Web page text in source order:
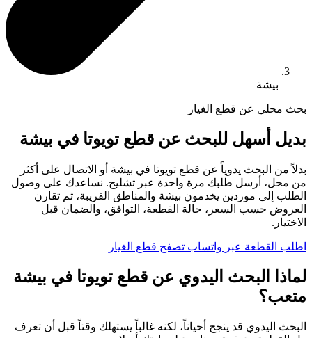
بيشة
بحث محلي عن قطع الغيار
بديل أسهل للبحث عن قطع تويوتا في بيشة
بدلاً من البحث يدوياً عن قطع تويوتا في بيشة أو الاتصال على أكثر
من محل، أرسل طلبك مرة واحدة عبر تشليح. نساعدك على وصول
الطلب إلى موردين يخدمون بيشة والمناطق القريبة، ثم تقارن
العروض حسب السعر، حالة القطعة، التوافق، والضمان قبل
الاختيار.
اطلب القطعة عبر واتساب تصفح قطع الغيار
لماذا البحث اليدوي عن قطع تويوتا في بيشة
متعب؟
البحث اليدوي قد ينجح أحياناً، لكنه غالباً يستهلك وقتاً قبل أن تعرف